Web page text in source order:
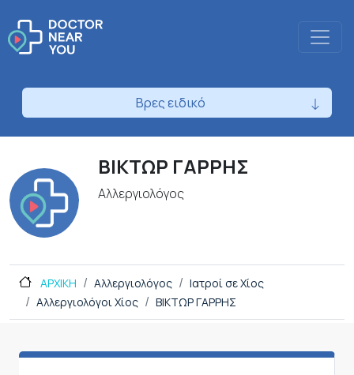
Βρες ειδικό
ΒΙΚΤΩΡ ΓΑΡΡΗΣ
Αλλεργιολόγος
ΑΡΧΙΚΗ Αλλεργιολόγος
Ιατροί σε Χίος
Αλλεργιολόγοι Χίος
ΒΙΚΤΩΡ ΓΑΡΡΗΣ